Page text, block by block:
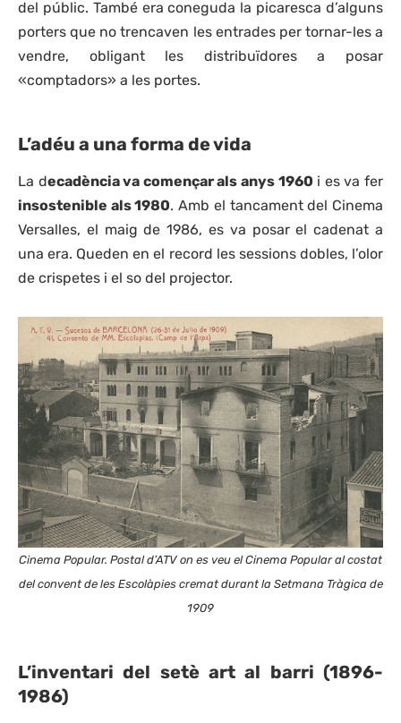
del públic. També era coneguda la picaresca d’alguns
porters que no trencaven les entrades per tornar-les a
vendre, obligant les distribuïdores a posar
«comptadors» a les portes.
L’adéu a una forma de vida
La decadència va començar als anys 1960 i es va fer
insostenible als 1980. Amb el tancament del Cinema
Versalles, el maig de 1986, es va posar el cadenat a
una era. Queden en el record les sessions dobles, l’olor
de crispetes i el so del projector.
Cinema Popular. Postal d’ATV on es veu el Cinema Popular al costat
del convent de les Escolàpies cremat durant la Setmana Tràgica de
1909
L’inventari del setè art al barri (1896-
1986)